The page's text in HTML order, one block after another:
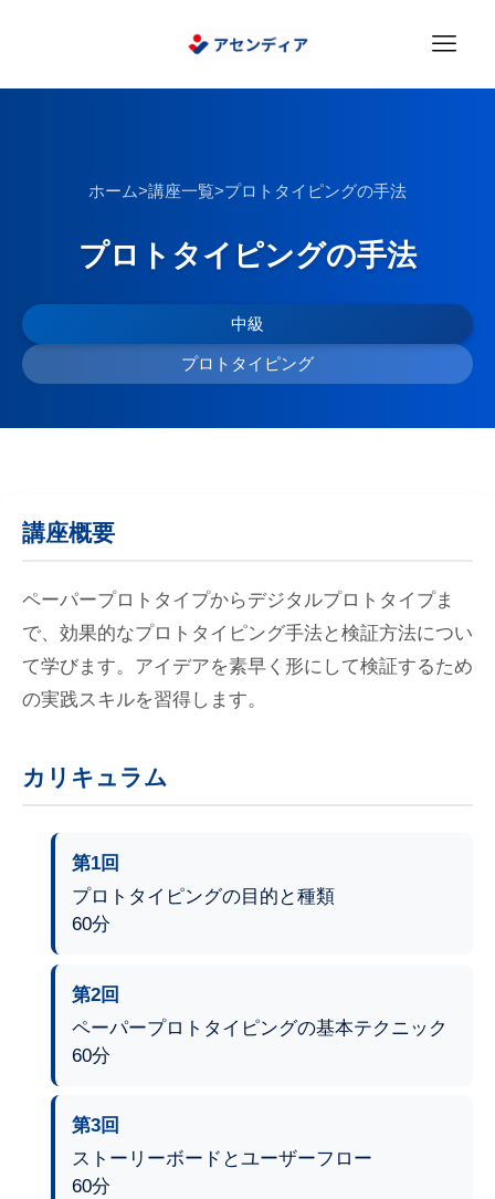
ホーム>講座一覧>プロトタイピングの手法
プロトタイピングの手法
中級
プロトタイピング
講座概要
ペーパープロトタイプからデジタルプロトタイプま
で、効果的なプロトタイピング手法と検証方法につい
て学びます。アイデアを素早く形にして検証するため
の実践スキルを習得します。
カリキュラム
第1回
プロトタイピングの目的と種類
60分
第2回
ペーパープロトタイピングの基本テクニック
60分
第3回
ストーリーボードとユーザーフロー
60分